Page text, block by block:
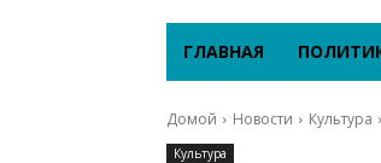
ГЛАВНАЯ
Домой Новости Культура
Культура